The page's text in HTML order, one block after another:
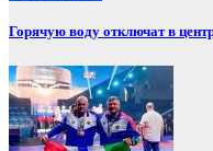
Горячую воду отключат в